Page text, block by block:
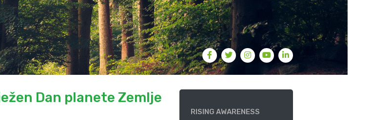
Dan planete Zemlje
RISING AWARENESS